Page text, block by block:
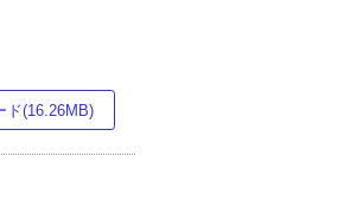
ド(16.26MB)